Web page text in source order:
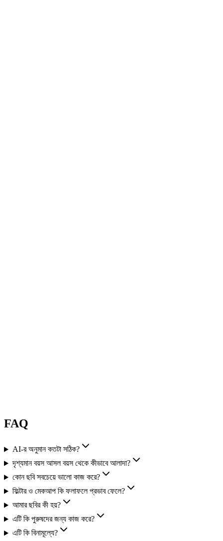
FAQ
AI-র অনুমান কতটা সঠিক?
দৃশ্যমান বয়স আসল বয়স থেকে কীভাবে আলাদা?
কোন ছবি সবচেয়ে ভালো কাজ করে?
ফিল্টার ও মেকআপ কি ফলাফলে প্রভাব ফেলে?
আমার ছবির কী হয়?
এটি কি পুরুষদের জন্য কাজ করে?
এটি কি বিনামূল্যে?